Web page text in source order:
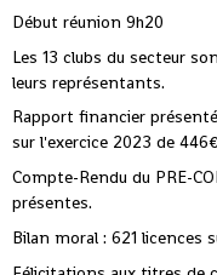
Début réunion 9h20
Les 13 clubs du secteur
leurs représentants.
Rapport financier
sur l'exercice 2023 de
Compte-Rendu du PRE-
présentes.
Bilan moral : 621 licences